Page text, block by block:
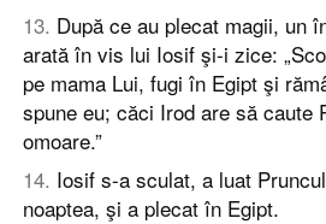
13. După ce au plecat magii, un
arată în vis lui Iosif şi-i zice:
pe mama Lui, fugi în Egipt şi
spune eu; căci Irod are să caute
omoare.”
14. Iosif s-a sculat, a luat
noaptea, şi a plecat în Egipt.